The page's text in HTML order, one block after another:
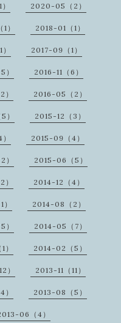
2020-05（2）
） 2018-01（1）
2017-09（1）
） 2016-11（6）
2016-05（2）
） 2015-12（3）
2015-09（4）
） 2015-06（5）
2014-12（4）
2014-08（2）
） 2014-05（7）
2014-02（5）
） 2013-11（11）
2013-08（5）
06（4）